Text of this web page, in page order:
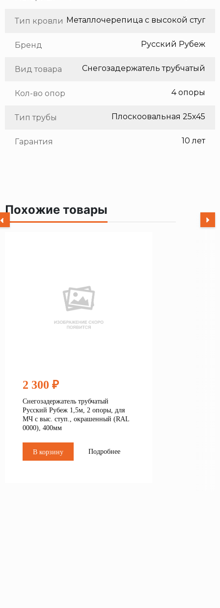
Тип кровли
Бренд Русский Рубеж
Вид товара Снегозадержатель трубчатый
Кол-во опор 4 опоры
Тип трубы Плоскоовальная 25х45
Гарантия 10 лет
Похожие товары
2 300 ₽
Снегозадержатель трубчатый
Русский Рубеж 1,5м, 2 опоры, для
МЧ с выс. ступ., окрашенный (RAL
0000), 400мм
В корзину Подробнее